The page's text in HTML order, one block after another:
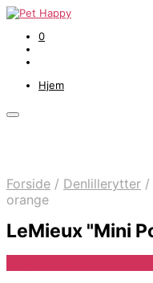
0
Hjem
Forside / Denlillerytter /
orange
LeMieux "Mini